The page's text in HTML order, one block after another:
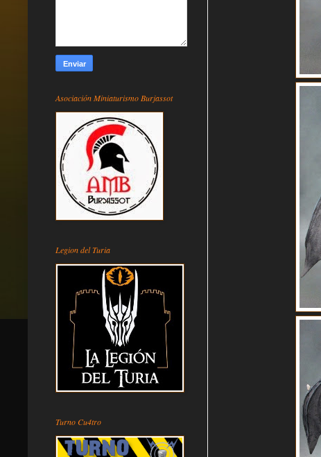
Asociación Miniaturismo Burjassot
Legion del Turia
Turno Cu4tro